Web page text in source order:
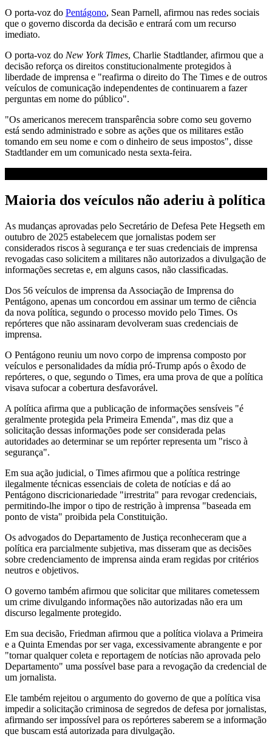
O porta-voz do Pentágono, Sean Parnell, afirmou nas redes sociais
que o governo discorda da decisão e entrará com um recurso
imediato.
O porta-voz do New York Times, Charlie Stadtlander, afirmou que a
decisão reforça os direitos constitucionalmente protegidos à
liberdade de imprensa e "reafirma o direito do The Times e de outros
veículos de comunicação independentes de continuarem a fazer
perguntas em nome do público".
"Os americanos merecem transparência sobre como seu governo
está sendo administrado e sobre as ações que os militares estão
tomando em seu nome e com o dinheiro de seus impostos", disse
Stadtlander em um comunicado nesta sexta-feira.
Maioria dos veículos não aderiu à política
As mudanças aprovadas pelo Secretário de Defesa Pete Hegseth em
outubro de 2025 estabelecem que jornalistas podem ser
considerados riscos à segurança e ter suas credenciais de imprensa
revogadas caso solicitem a militares não autorizados a divulgação de
informações secretas e, em alguns casos, não classificadas.
Dos 56 veículos de imprensa da Associação de Imprensa do
Pentágono, apenas um concordou em assinar um termo de ciência
da nova política, segundo o processo movido pelo Times. Os
repórteres que não assinaram devolveram suas credenciais de
imprensa.
O Pentágono reuniu um novo corpo de imprensa composto por
veículos e personalidades da mídia pró-Trump após o êxodo de
repórteres, o que, segundo o Times, era uma prova de que a política
visava sufocar a cobertura desfavorável.
A política afirma que a publicação de informações sensíveis "é
geralmente protegida pela Primeira Emenda", mas diz que a
solicitação dessas informações pode ser considerada pelas
autoridades ao determinar se um repórter representa um "risco à
segurança".
Em sua ação judicial, o Times afirmou que a política restringe
ilegalmente técnicas essenciais de coleta de notícias e dá ao
Pentágono discricionariedade "irrestrita" para revogar credenciais,
permitindo-lhe impor o tipo de restrição à imprensa "baseada em
ponto de vista" proibida pela Constituição.
Os advogados do Departamento de Justiça reconheceram que a
política era parcialmente subjetiva, mas disseram que as decisões
sobre credenciamento de imprensa ainda eram regidas por critérios
neutros e objetivos.
O governo também afirmou que solicitar que militares cometessem
um crime divulgando informações não autorizadas não era um
discurso legalmente protegido.
Em sua decisão, Friedman afirmou que a política violava a Primeira
e a Quinta Emendas por ser vaga, excessivamente abrangente e por
"tornar qualquer coleta e reportagem de notícias não aprovada pelo
Departamento" uma possível base para a revogação da credencial de
um jornalista.
Ele também rejeitou o argumento do governo de que a política visa
impedir a solicitação criminosa de segredos de defesa por jornalistas,
afirmando ser impossível para os repórteres saberem se a informação
que buscam está autorizada para divulgação.